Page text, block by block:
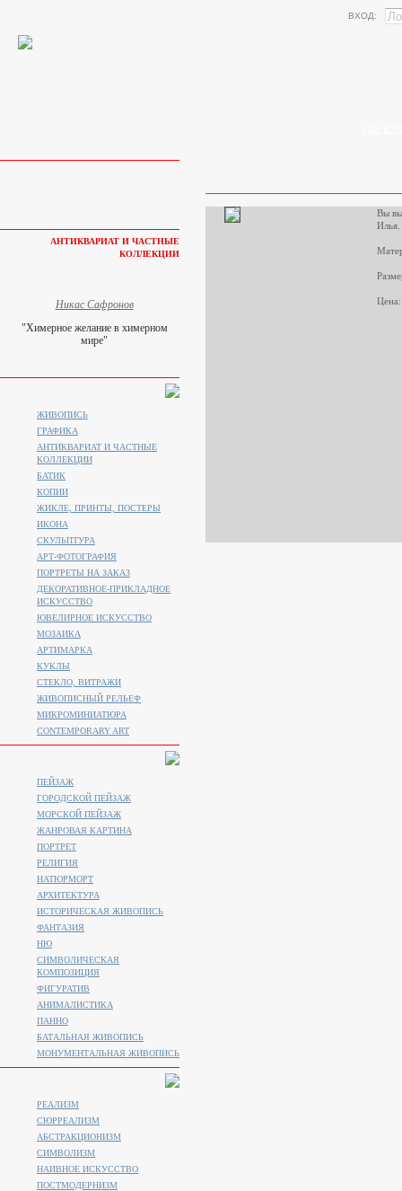
ВХОД:
Вы
Илья.
АНТИКВАРИАТ И ЧАСТНЫЕ
КОЛЛЕКЦИИ
Никас Сафронов
"Химерное желание в химерном
мире"
ЖИВОПИСЬ
ГРАФИКА
АНТИКВАРИАТ И ЧАСТНЫЕ
КОЛЛЕКЦИИ
БАТИК
КОПИИ
ЖИКЛЕ, ПРИНТЫ, ПОСТЕРЫ
ИКОНА
СКУЛЬПТУРА
АРТ-ФОТОГРАФИЯ
ПОРТРЕТЫ НА ЗАКАЗ
ДЕКОРАТИВНОЕ-ПРИКЛАДНОЕ
ИСКУССТВО
ЮВЕЛИРНОЕ ИСКУССТВО
МОЗАИКА
АРТИМАРКА
КУКЛЫ
СТЕКЛО, ВИТРАЖИ
ЖИВОПИСНЫЙ РЕЛЬЕФ
МИКРОМИНИАТЮРА
CONTEMPORARY ART
ПЕЙЗАЖ
ГОРОДСКОЙ ПЕЙЗАЖ
МОРСКОЙ ПЕЙЗАЖ
ЖАНРОВАЯ КАРТИНА
ПОРТРЕТ
РЕЛИГИЯ
НАТЮРМОРТ
АРХИТЕКТУРА
ИСТОРИЧЕСКАЯ ЖИВОПИСЬ
ФАНТАЗИЯ
НЮ
СИМВОЛИЧЕСКАЯ
КОМПОЗИЦИЯ
ФИГУРАТИВ
АНИМАЛИСТИКA
ПАННО
БАТАЛЬНАЯ ЖИВОПИСЬ
МОНУМЕНТАЛЬНАЯ ЖИВОПИСЬ
РЕАЛИЗМ
СЮРРЕАЛИЗМ
АБСТРАКЦИОНИЗМ
СИМВОЛИЗМ
НАИВНОЕ ИСКУССТВО
ПОСТМОДЕРНИЗМ